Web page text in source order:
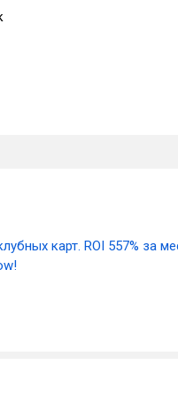
карт. ROI 557% за